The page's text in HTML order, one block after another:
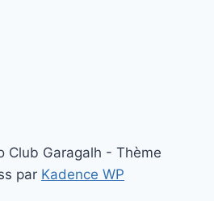
Club Garagalh - Thème
par Kadence WP